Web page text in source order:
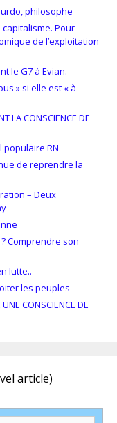
philosophe
Pour
de l’exploitation
le G7 à Evian.
» si elle est « à
LA CONSCIENCE DE
populaire RN
de reprendre la
– Deux
Comprendre son
lutte..
les peuples
CONSCIENCE DE
article)